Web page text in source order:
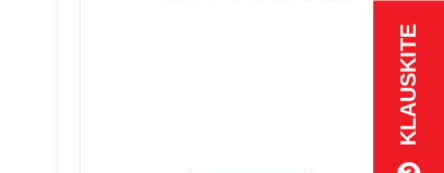
KLAUSKITE